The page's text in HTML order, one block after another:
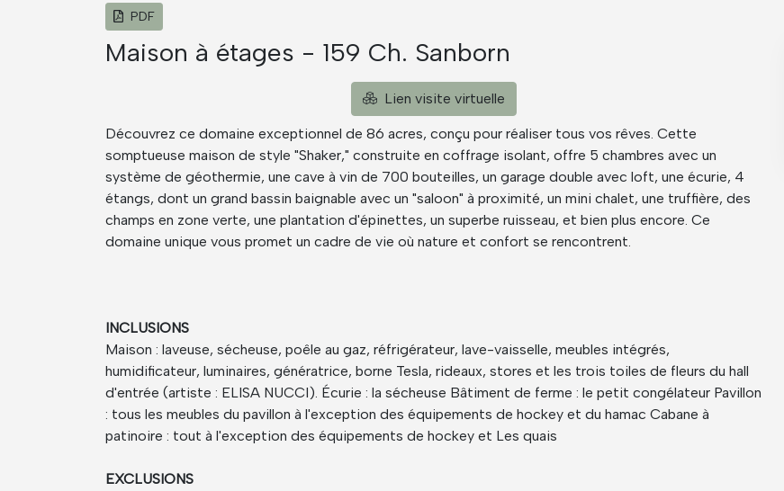
PDF
Maison à étages - 159 Ch. Sanborn
Lien visite virtuelle
Découvrez ce domaine exceptionnel de 86 acres, conçu pour réaliser tous vos rêves. Cette
somptueuse maison de style "Shaker," construite en coffrage isolant, offre 5 chambres avec un
système de géothermie, une cave à vin de 700 bouteilles, un garage double avec loft, une écurie, 4
étangs, dont un grand bassin baignable avec un "saloon" à proximité, un mini chalet, une truffière, des
champs en zone verte, une plantation d'épinettes, un superbe ruisseau, et bien plus encore. Ce
domaine unique vous promet un cadre de vie où nature et confort se rencontrent.
INCLUSIONS
Maison : laveuse, sécheuse, poêle au gaz, réfrigérateur, lave-vaisselle, meubles intégrés,
humidificateur, luminaires, génératrice, borne Tesla, rideaux, stores et les trois toiles de fleurs du hall
d'entrée (artiste : ELISA NUCCI). Écurie : la sécheuse Bâtiment de ferme : le petit congélateur Pavillon
: tous les meubles du pavillon à l'exception des équipements de hockey et du hamac Cabane à
patinoire : tout à l'exception des équipements de hockey et Les quais
EXCLUSIONS